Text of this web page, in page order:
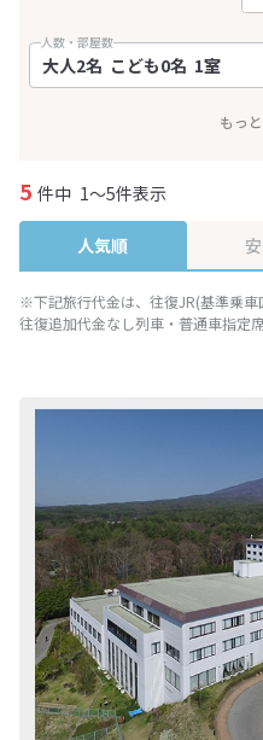
人数・部屋数
もっ
5 件中 1～5件表示
人気順
※下記旅行代金は、往復JR(基準乗車
往復追加代金なし列車・普通車指定